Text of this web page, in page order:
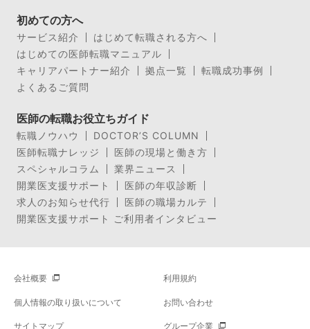
初めての方へ
サービス紹介
はじめて転職される方へ
はじめての医師転職マニュアル
キャリアパートナー紹介
拠点一覧
転職成功事例
よくあるご質問
医師の転職お役立ちガイド
転職ノウハウ
DOCTOR’S COLUMN
医師転職ナレッジ
医師の現場と働き方
スペシャルコラム
業界ニュース
開業医支援サポート
医師の年収診断
求人のお知らせ代行
医師の職場カルテ
開業医支援サポート ご利用者インタビュー
会社概要 利用規約
個人情報の取り扱いについて お問い合わせ
サイトマップ グループ企業